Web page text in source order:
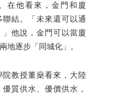
在他看來，金門和廈
聯結。「未來還可以通
」他說，金門可以當廈
地逐步「同城化」。
院教授董燊看來，大陸
質供水、優價供水，